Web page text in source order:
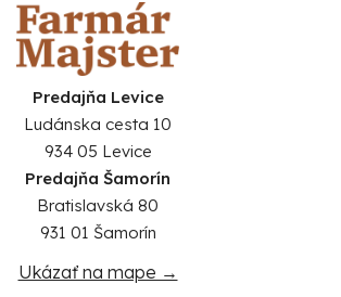
Predajňa Levice
Ludánska cesta 10
934 05 Levice
Predajňa Šamorín
Bratislavská 80
931 01 Šamorín
Ukázať na mape →